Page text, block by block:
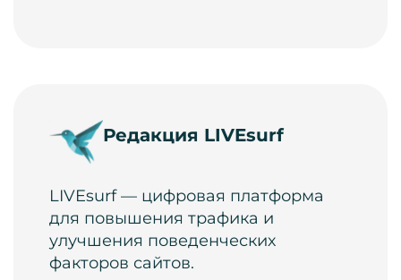
Редакция LIVEsurf
LIVEsurf — цифровая платформа
для повышения трафика и
улучшения поведенческих
факторов сайтов.